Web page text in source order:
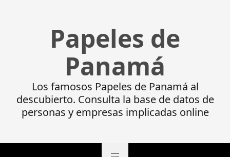
Papeles de
Panamá
Los famosos Papeles de Panamá al
descubierto. Consulta la base de datos de
personas y empresas implicadas online